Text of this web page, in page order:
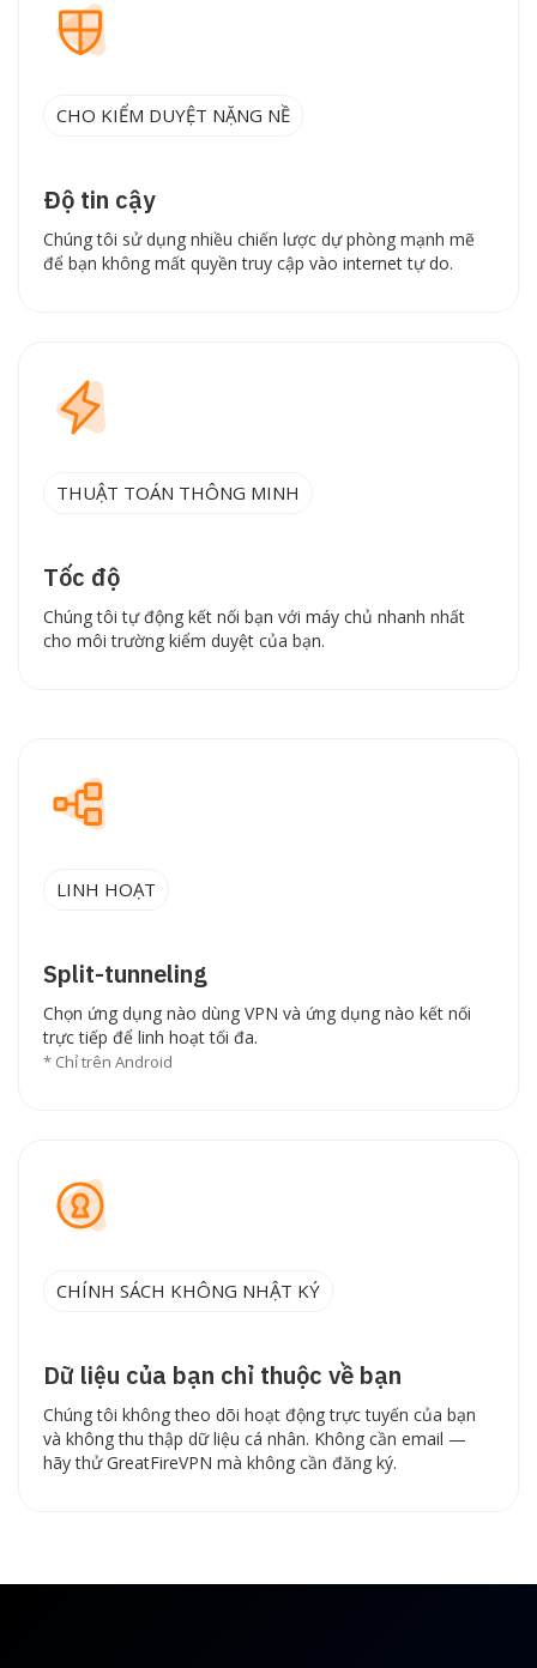
CHO KIỂM DUYỆT NẶNG NỀ
Độ tin cậy
Chúng tôi sử dụng nhiều chiến lược dự phòng mạnh mẽ
để bạn không mất quyền truy cập vào internet tự do.
THUẬT TOÁN THÔNG MINH
Tốc độ
Chúng tôi tự động kết nối bạn với máy chủ nhanh nhất
cho môi trường kiểm duyệt của bạn.
LINH HOẠT
Split-tunneling
Chọn ứng dụng nào dùng VPN và ứng dụng nào kết nối
trực tiếp để linh hoạt tối đa.
* Chỉ trên Android
CHÍNH SÁCH KHÔNG NHẬT KÝ
Dữ liệu của bạn chỉ thuộc về bạn
Chúng tôi không theo dõi hoạt động trực tuyến của bạn
và không thu thập dữ liệu cá nhân. Không cần email —
hãy thử GreatFireVPN mà không cần đăng ký.